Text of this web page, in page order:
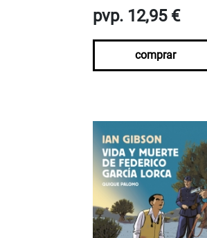
pvp. 12,95 €
comprar